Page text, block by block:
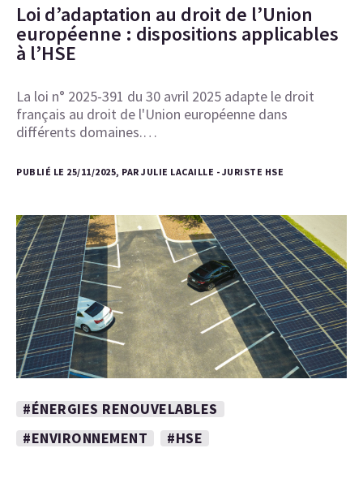
Loi d’adaptation au droit de l’Union
européenne : dispositions applicables
à l’HSE
La loi n° 2025-391 du 30 avril 2025 adapte le droit
français au droit de l'Union européenne dans
différents domaines.…
PUBLIÉ LE 25/11/2025, PAR JULIE LACAILLE - JURISTE HSE
#ÉNERGIES RENOUVELABLES
#ENVIRONNEMENT
#HSE